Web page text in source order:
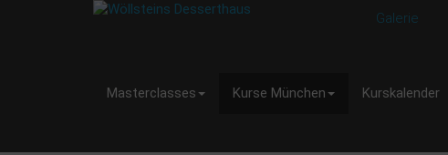
Galerie
Masterclasses Kurse München Kurskalender